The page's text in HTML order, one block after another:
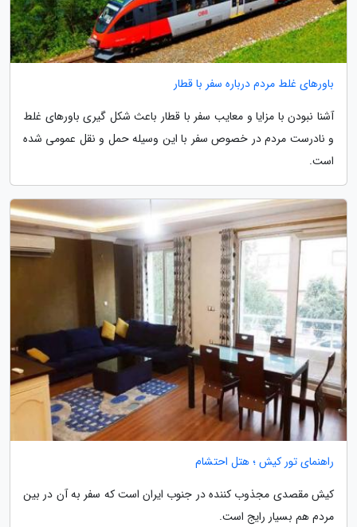
باورهای غلط مردم درباره سفر با قطار
آشنا نبودن با مزایا و معایب سفر با قطار باعث شکل گیری باورهای غلط
و نادرست مردم در خصوص سفر با این وسیله حمل و نقل عمومی شده
است.
راهنمای تور کیش ؛ هتل احتشام
کیش مقصدی مجذوب کننده در جنوب ایران است که سفر به آن در بین
مردم هم بسیار رایج است.